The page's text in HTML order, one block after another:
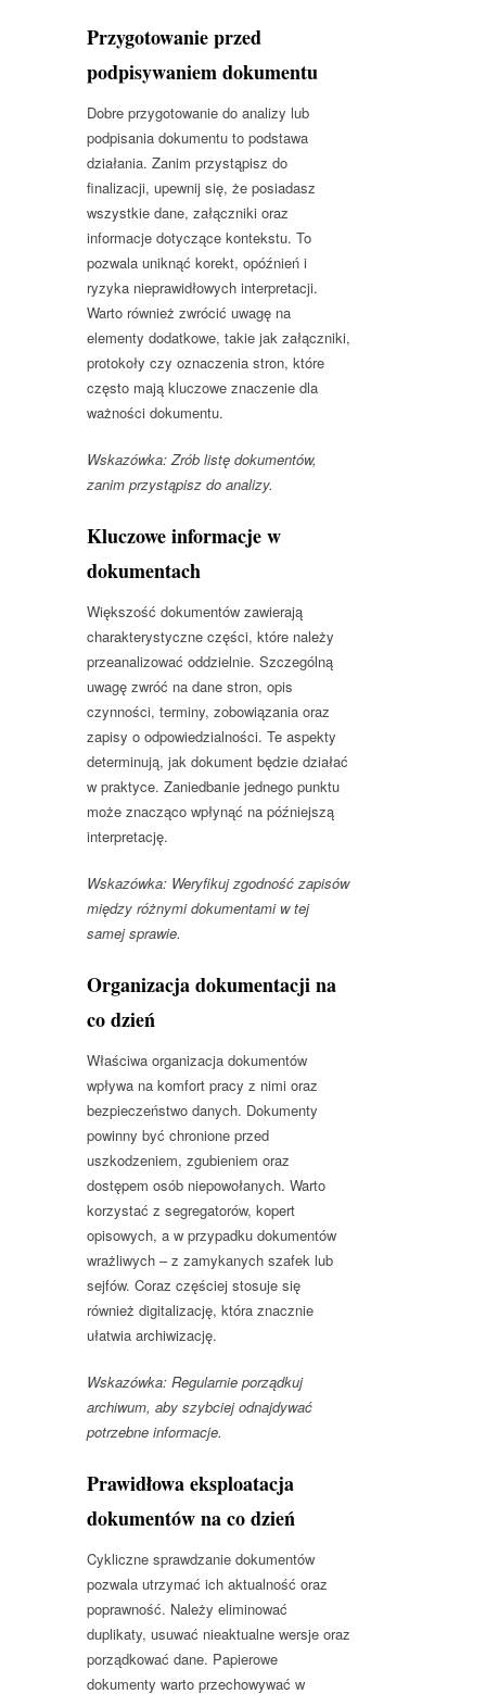
Przygotowanie przed
podpisywaniem dokumentu
Dobre przygotowanie do analizy lub
podpisania dokumentu to podstawa
działania. Zanim przystąpisz do
finalizacji, upewnij się, że posiadasz
wszystkie dane, załączniki oraz
informacje dotyczące kontekstu. To
pozwala uniknąć korekt, opóźnień i
ryzyka nieprawidłowych interpretacji.
Warto również zwrócić uwagę na
elementy dodatkowe, takie jak załączniki,
protokoły czy oznaczenia stron, które
często mają kluczowe znaczenie dla
ważności dokumentu.
Wskazówka: Zrób listę dokumentów,
zanim przystąpisz do analizy.
Kluczowe informacje w
dokumentach
Większość dokumentów zawierają
charakterystyczne części, które należy
przeanalizować oddzielnie. Szczególną
uwagę zwróć na dane stron, opis
czynności, terminy, zobowiązania oraz
zapisy o odpowiedzialności. Te aspekty
determinują, jak dokument będzie działać
w praktyce. Zaniedbanie jednego punktu
może znacząco wpłynąć na późniejszą
interpretację.
Wskazówka: Weryfikuj zgodność zapisów
między różnymi dokumentami w tej
samej sprawie.
Organizacja dokumentacji na
co dzień
Właściwa organizacja dokumentów
wpływa na komfort pracy z nimi oraz
bezpieczeństwo danych. Dokumenty
powinny być chronione przed
uszkodzeniem, zgubieniem oraz
dostępem osób niepowołanych. Warto
korzystać z segregatorów, kopert
opisowych, a w przypadku dokumentów
wrażliwych – z zamykanych szafek lub
sejfów. Coraz częściej stosuje się
również digitalizację, która znacznie
ułatwia archiwizację.
Wskazówka: Regularnie porządkuj
archiwum, aby szybciej odnajdywać
potrzebne informacje.
Prawidłowa eksploatacja
dokumentów na co dzień
Cykliczne sprawdzanie dokumentów
pozwala utrzymać ich aktualność oraz
poprawność. Należy eliminować
duplikaty, usuwać nieaktualne wersje oraz
porządkować dane. Papierowe
dokumenty warto przechowywać w